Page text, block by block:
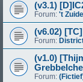
(v3.1)
Forum: 't
(v6.02)
Forum:
(v1.0)
Forum: